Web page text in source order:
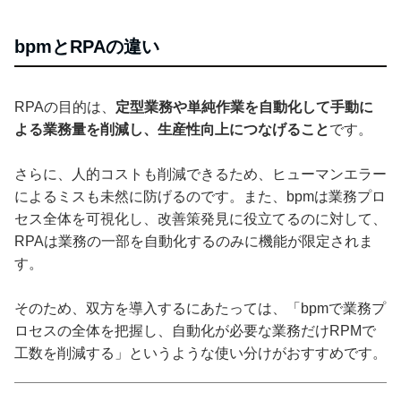
bpmとRPAの違い
RPAの目的は、 定型業務や単純作業を自動化して手動に
よる業務量を削減し、生産性向上につなげることです。
さらに、人的コストも削減できるため、ヒューマンエラー
によるミスも未然に防げるのです。また、bpmは業務プロ
セス全体を可視化し、改善策発見に役立てるのに対して、
RPAは業務の一部を自動化するのみに機能が限定されま
す。
そのため、双方を導入するにあたっては、「bpmで業務プ
ロセスの全体を把握し、自動化が必要な業務だけRPMで
工数を削減する」というような使い分けがおすすめです。